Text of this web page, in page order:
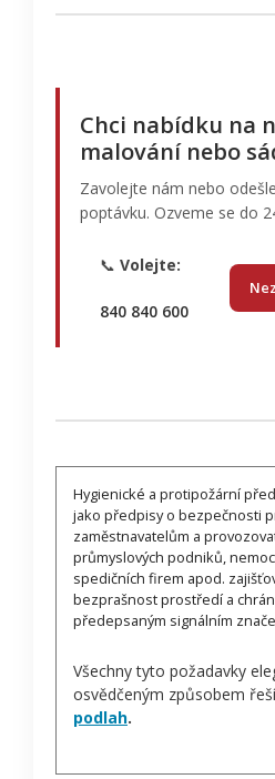
Chci nabídku na
malování nebo
Zavolejte nám nebo
poptávku. Ozveme se do
📞Volejte:
840 840 600
Hygienické a protipožární
jako předpisy o bezpečnosti
zaměstnavatelům a
průmyslových podniků,
spedičních firem apod.
bezprašnost prostředí a
předepsaným signálním
Všechny tyto požadavky
osvědčeným způsobem
podlah.